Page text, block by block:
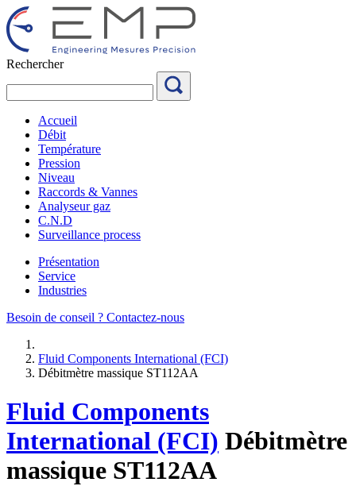
Aller
au
contenu
Rechercher
Accueil
Débit
Température
Pression
Niveau
Raccords & Vannes
Analyseur gaz
C.N.D
Surveillance process
Présentation
Service
Industries
Besoin de conseil ? Contactez-nous
Fluid Components International (FCI)
Débitmètre massique ST112AA
Fluid Components
International (FCI) Débitmètre
massique ST112AA